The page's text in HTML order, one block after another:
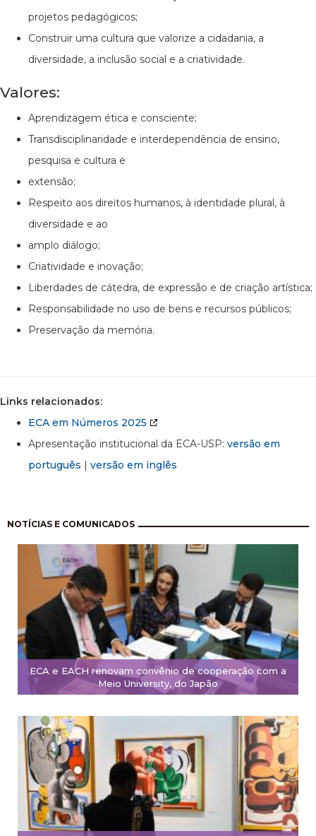
projetos pedagógicos;
Construir uma cultura que valorize a cidadania, a
diversidade, a inclusão social e a criatividade.
Valores:
Aprendizagem ética e consciente;
Transdisciplinaridade e interdependência de ensino,
pesquisa e cultura e
extensão;
Respeito aos direitos humanos, à identidade plural, à
diversidade e ao
amplo diálogo;
Criatividade e inovação;
Liberdades de cátedra, de expressão e de criação artística;
Responsabilidade no uso de bens e recursos públicos;
Preservação da memória.
Links relacionados:
ECA em Números 2025
Apresentação institucional da ECA-USP: versão em
português | versão em inglês
NOTÍCIAS E COMUNICADOS
ECA e EACH renovam convênio de cooperação com a
Meio University, do Japão
Paginação